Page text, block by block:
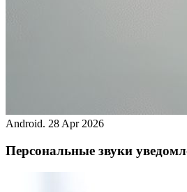
Android. 28 Apr 2026
Персональные звуки